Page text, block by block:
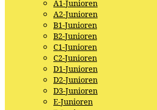
A1-Junioren
A2-Junioren
B1-Junioren
B2-Junioren
C1-Junioren
C2-Junioren
D1-Junioren
D2-Junioren
D3-Junioren
E-Junioren